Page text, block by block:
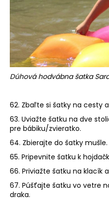
Dúhová hodvábna šatka
62. Zbaľte si šatky na cesty
63. Uviažte šatku na dve
pre bábiku/zvieratko.
64. Zbierajte do šatky mušle.
65. Pripevnite šatku k
66. Priviažte šatku na klacík
67. Púšťajte šatku vo vetre
draka.